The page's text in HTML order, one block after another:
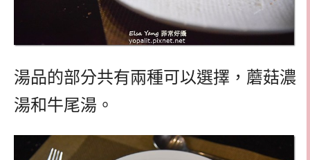
湯品的部分共有兩種可以選擇，蘑菇濃
湯和牛尾湯。